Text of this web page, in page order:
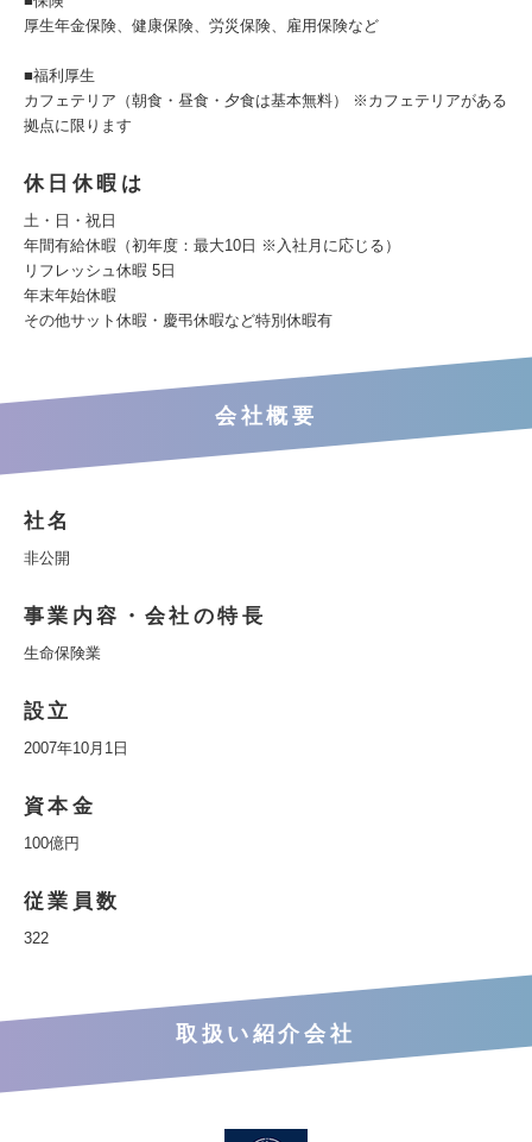
厚生年金保険、健康保険、労災保険、雇用保険など
■福利厚生
カフェテリア（朝食・昼食・夕食は基本無料） ※カフェテリアがある
拠点に限ります
休日休暇は
土・日・祝日
年間有給休暇（初年度：最大10日 ※入社月に応じる）
リフレッシュ休暇 5日
年末年始休暇
その他サット休暇・慶弔休暇など特別休暇有
会社概要
社名
非公開
事業内容・会社の特長
生命保険業
設立
2007年10月1日
資本金
100億円
従業員数
322
取扱い紹介会社